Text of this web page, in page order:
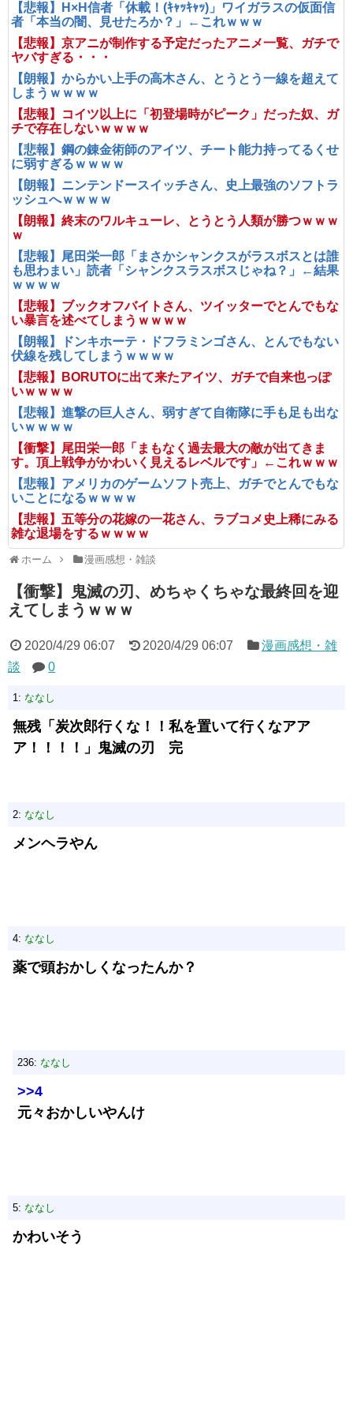
【悲報】H×H信者「休載！(ｷｬｯｷｬｯ)」ワイガラスの仮面信
者「本当の闇、見せたろか？」←これｗｗｗ
【悲報】京アニが制作する予定だったアニメ一覧、ガチで
ヤバすぎる・・・
【朗報】からかい上手の高木さん、とうとう一線を超えて
しまうｗｗｗｗ
【悲報】コイツ以上に「初登場時がピーク」だった奴、ガ
チで存在しないｗｗｗｗ
【悲報】鋼の錬金術師のアイツ、チート能力持ってるくせ
に弱すぎるｗｗｗｗ
【朗報】ニンテンドースイッチさん、史上最強のソフトラ
ッシュへｗｗｗｗ
【朗報】終末のワルキューレ、とうとう人類が勝つｗｗｗ
ｗ
【悲報】尾田栄一郎「まさかシャンクスがラスボスとは誰
も思わまい」読者「シャンクスラスボスじゃね？」←結果
ｗｗｗｗ
【悲報】ブックオフバイトさん、ツイッターでとんでもな
い暴言を述べてしまうｗｗｗｗ
【朗報】ドンキホーテ・ドフラミンゴさん、とんでもない
伏線を残してしまうｗｗｗｗ
【悲報】BORUTOに出て来たアイツ、ガチで自来也っぽ
いｗｗｗｗ
【悲報】進撃の巨人さん、弱すぎて自衛隊に手も足も出な
いｗｗｗｗ
【衝撃】尾田栄一郎「まもなく過去最大の敵が出てきま
す。頂上戦争がかわいく見えるレベルです」←これｗｗｗ
【悲報】アメリカのゲームソフト売上、ガチでとんでもな
いことになるｗｗｗｗ
【悲報】五等分の花嫁の一花さん、ラブコメ史上稀にみる
雑な退場をするｗｗｗｗ
ホーム 漫画感想・雑談
【衝撃】鬼滅の刃、めちゃくちゃな最終回を迎
えてしまうｗｗｗ
2020/4/29 06:07 2020/4/29 06:07
漫画感想・雑
談
0
1: ななし
無残「炭次郎行くな！！私を置いて行くなアア
ア！！！！」鬼滅の刃 完
2: ななし
メンヘラやん
4: ななし
薬で頭おかしくなったんか？
236: ななし
>>4
元々おかしいやんけ
5: ななし
かわいそう